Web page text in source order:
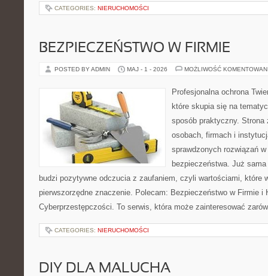
CATEGORIES: NIERUCHOMOŚCI
BEZPIECZEŃSTWO W FIRMIE
POSTED BY ADMIN MAJ - 1 - 2026 MOŻLIWOŚĆ
Profesjonalna ochrona
które skupia się na
sposób praktyczny. Strona
osobach, firmach i
sprawdzonych rozwiązań
bezpieczeństwa. Już
budzi pozytywne odczucia z zaufaniem, czyli wartościami, które
pierwszorzędne znaczenie. Polecam: Bezpieczeństwo w Firmie i
Cyberprzestępczości. To serwis, która może zainteresować
CATEGORIES: NIERUCHOMOŚCI
DIY DLA MALUCHA